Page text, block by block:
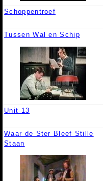
Schoppentroef
Tussen Wal en Schip
Unit 13
Waar de Ster Bleef Stille
Staan